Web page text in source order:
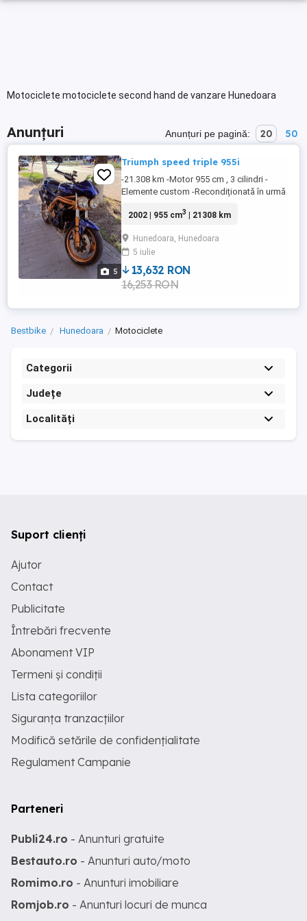
Motociclete motociclete second hand de vanzare Hunedoara
Anunțuri Anunțuri pe pagină: 20 50
5
Triumph speed triple 955i
-21.308 km -Motor 955 cm , 3 cilindri -
Elemente custom -Recondiționată în urmă
vopsite electrostatic în combinație
Necesita atentie pe alocuri -Șa
deteriorata, necesita reconditionare -Vine
cu suporti pasager, indicator treapta ...
2002 | 955 cm3 | 21308 km
Hunedoara, Hunedoara
5 iulie
13,632 RON
16,253 RON
Bestbike Hunedoara Motociclete
Categorii
Județe
Localități
Suport clienți
Ajutor
Contact
Publicitate
Întrebări frecvente
Abonament VIP
Termeni și condiții
Lista categoriilor
Siguranța tranzacțiilor
Modifică setările de confidențialitate
Regulament Campanie
Parteneri
Publi24.ro - Anunturi gratuite
Bestauto.ro - Anunturi auto/moto
Romimo.ro - Anunturi imobiliare
Romjob.ro - Anunturi locuri de munca